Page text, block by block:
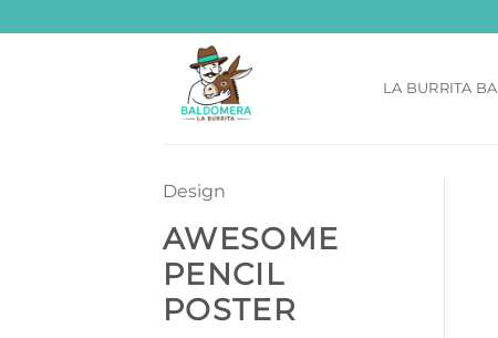
al
LA BURRITA
Design
AWESOME
PENCIL
POSTER